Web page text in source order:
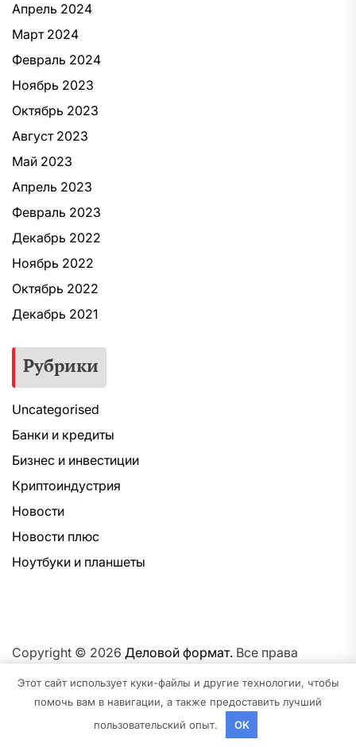
Апрель 2024
Март 2024
Февраль 2024
Ноябрь 2023
Октябрь 2023
Август 2023
Май 2023
Апрель 2023
Февраль 2023
Декабрь 2022
Ноябрь 2022
Октябрь 2022
Декабрь 2021
Рубрики
Uncategorised
Банки и кредиты
Бизнес и инвестиции
Криптоиндустрия
Новости
Новости плюс
Ноутбуки и планшеты
Copyright © 2026 Деловой формат. Все права
платформеWordPress.
Этот сайт использует куки-файлы и другие технологии, чтобы
помочь вам в навигации, а также предоставить лучший
пользовательский опыт.
OK